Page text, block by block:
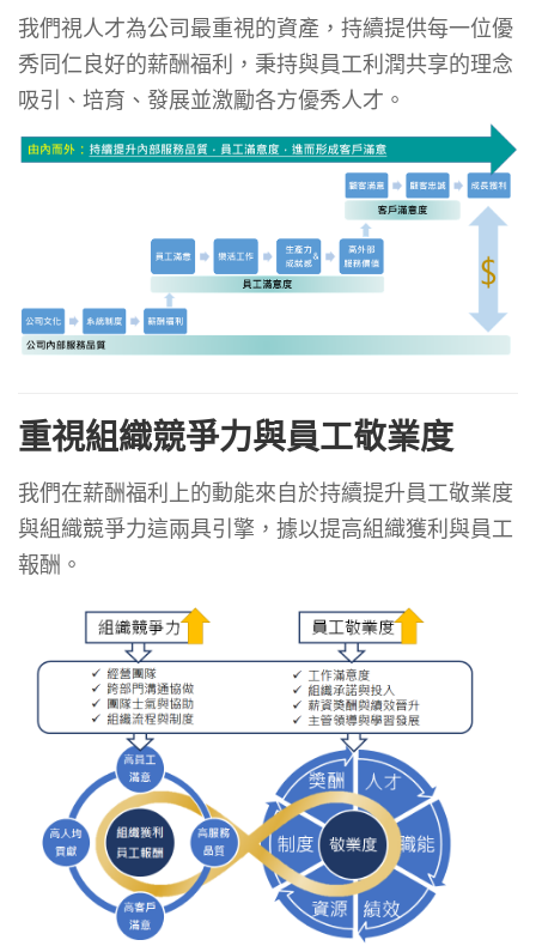
我們視人才為公司最重視的資產，持續提供每一位優
秀同仁良好的薪酬福利，秉持與員工利潤共享的理念
吸引、培育、發展並激勵各方優秀人才。
重視組織競爭力與員工敬業度
我們在薪酬福利上的動能來自於持續提升員工敬業度
與組織競爭力這兩具引擎，據以提高組織獲利與員工
報酬。